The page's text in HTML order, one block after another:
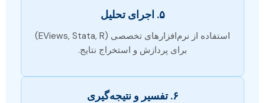
۵. اجرای تحلیل
استفاده از نرم‌افزارهای تخصصی (EViews, Stata, R)
برای پردازش و استخراج نتایج.
۶. تفسیر و نتیجه‌گیری